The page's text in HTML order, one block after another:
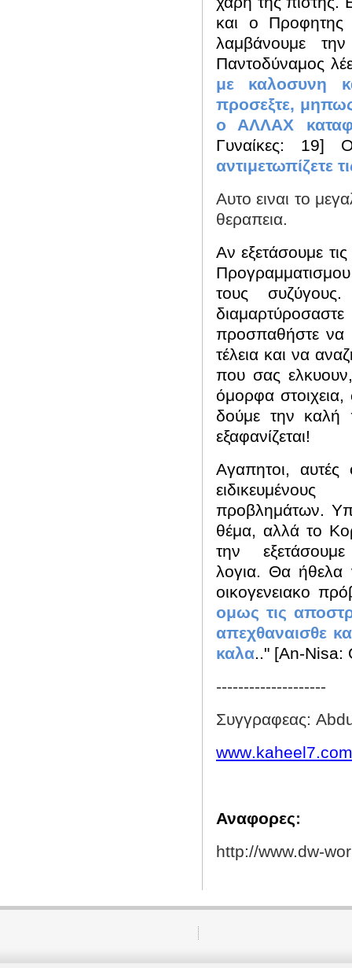
και ο Προφητης
λαμβάνουμε
Παντοδύναμος
με καλοσυνη
προσεξτε, μηπως
ο ΑΛΛΑΧ
Γυναίκες:
αντιμετωπίζετε
Αυτο ειναι το
θεραπεια.
Αν εξετάσουμε
τους συζύγους.
διαμαρτύροσαστε
προσπαθήστε να
τέλεια και να
που σας
όμορφα στοιχεια,
δούμε την καλή
εξαφανίζεται!
Αγαπητοι,
προβλημάτων.
θέμα, αλλά το
την
λογια. Θα ήθελα
οικογενειακο
ομως τις
απεχθαναισθε
καλα.." [An-Nisa:
--------------------
Συγγραφεας:
www.kaheel7.com
Αναφορες:
http://www.dw-